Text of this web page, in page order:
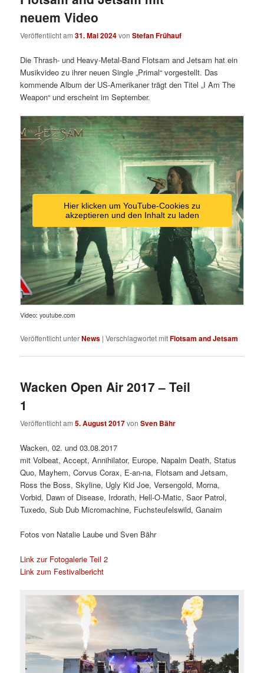
neuem Video
Veröffentlicht am31. Mai 2024vonStefan Frühauf
Die Thrash- und Heavy-Metal-Band Flotsam and Jetsam hat ein
Musikvideo zu ihrer neuen Single „Primal“ vorgestellt. Das
kommende Album der US-Amerikaner trägt den Titel „I Am The
Weapon“ und erscheint im September.
Hier klicken um YouTube-Cookies zu
akzeptieren und den Inhalt zu laden
Video: youtube.com
Veröffentlicht unterNews |Verschlagwortet mitFlotsam and Jetsam
Wacken Open Air 2017 – Teil
1
Veröffentlicht am5. August 2017vonSven Bähr
Wacken, 02. und 03.08.2017
mit Volbeat, Accept, Annihilator, Europe, Napalm Death, Status
Quo, Mayhem, Corvus Corax, E-an-na, Flotsam and Jetsam,
Ross the Boss, Skyline, Ugly Kid Joe, Versengold, Morna,
Vorbid, Dawn of Disease, Irdorath, Hell-O-Matic, Saor Patrol,
Tuxedo, Sub Dub Micromachine, Fuchsteufelswild, Ganaim
Fotos von Natalie Laube und Sven Bähr
Link zur Fotogalerie Teil 2
Link zum Festivalbericht